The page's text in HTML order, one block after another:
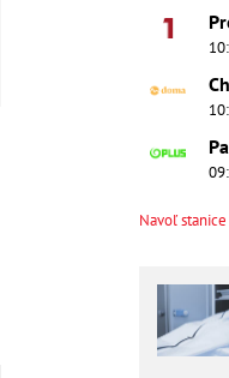
Navoľ stanice